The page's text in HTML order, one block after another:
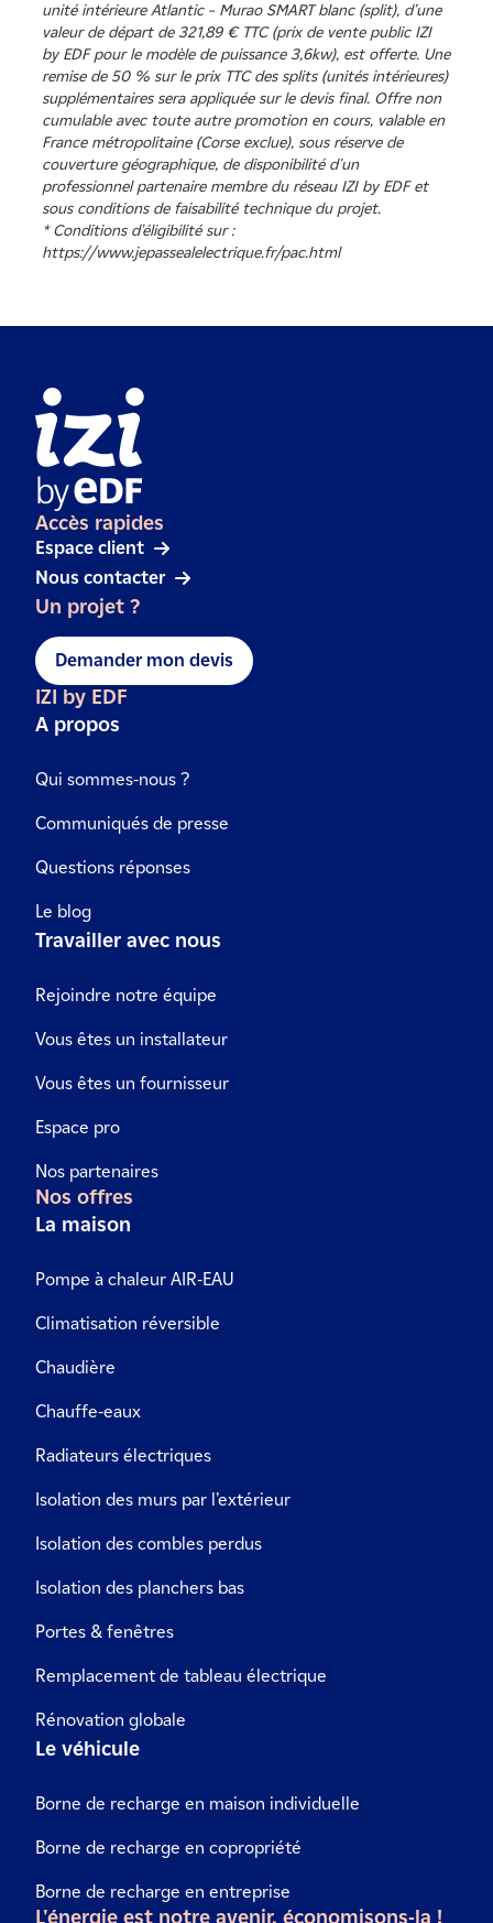
unité intérieure Atlantic – Murao SMART blanc (split), d’une
valeur de départ de 321,89 € TTC (prix de vente public IZI
by EDF pour le modèle de puissance 3,6kw), est offerte. Une
remise de 50 % sur le prix TTC des splits (unités intérieures)
supplémentaires sera appliquée sur le devis final. Offre non
cumulable avec toute autre promotion en cours, valable en
France métropolitaine (Corse exclue), sous réserve de
couverture géographique, de disponibilité d'un
professionnel partenaire membre du réseau IZI by EDF et
sous conditions de faisabilité technique du projet.
* Conditions d'éligibilité sur :
https://www.jepassealelectrique.fr/pac.html
Accès rapides
Espace client
Nous contacter
Un projet ?
Demander mon devis
IZI by EDF
A propos
Qui sommes-nous ?
Communiqués de presse
Questions réponses
Le blog
Travailler avec nous
Rejoindre notre équipe
Vous êtes un installateur
Vous êtes un fournisseur
Espace pro
Nos partenaires
Nos offres
La maison
Pompe à chaleur AIR-EAU
Climatisation réversible
Chaudière
Chauffe-eaux
Radiateurs électriques
Isolation des murs par l’extérieur
Isolation des combles perdus
Isolation des planchers bas
Portes & fenêtres
Remplacement de tableau électrique
Rénovation globale
Le véhicule
Borne de recharge en maison individuelle
Borne de recharge en copropriété
Borne de recharge en entreprise
L'énergie est notre avenir, économisons-la !